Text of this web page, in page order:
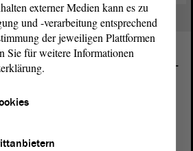
sind im Landtag von Sachsen-
externer Medien kann es zu
und -verarbeitung entsprechend
der jeweiligen Plattformen
Sie für weitere Informationen